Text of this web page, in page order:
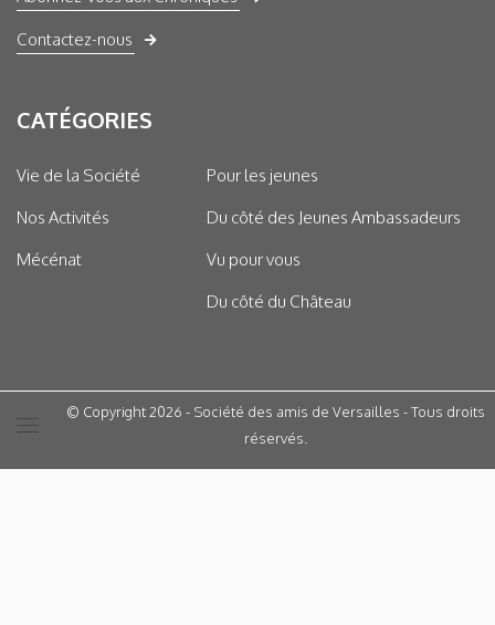
Contactez-nous
CATÉGORIES
Vie de la Société
Nos Activités
Mécénat
Pour les jeunes
Du côté des Jeunes Ambassadeurs
Vu pour vous
Du côté du Château
© Copyright 2026 - Société des amis de Versailles - Tous droits
réservés.